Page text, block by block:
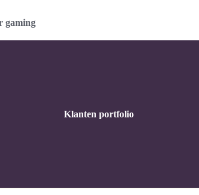
gaming
Klanten portfolio